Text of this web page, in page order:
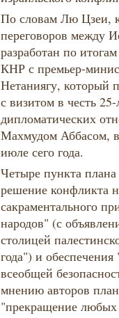
По словам Лю Цзеи,
переговоров между
разработан по
КНР с премьер-
Нетаниягу, который
с визитом в честь
дипломатических
Махмудом Аббасом,
июле сего года.
Четыре пункта
решение конфликта
сакраментального
народов" (с
столицей
года") и
всеобщей
мнению авторов
"прекращение любых